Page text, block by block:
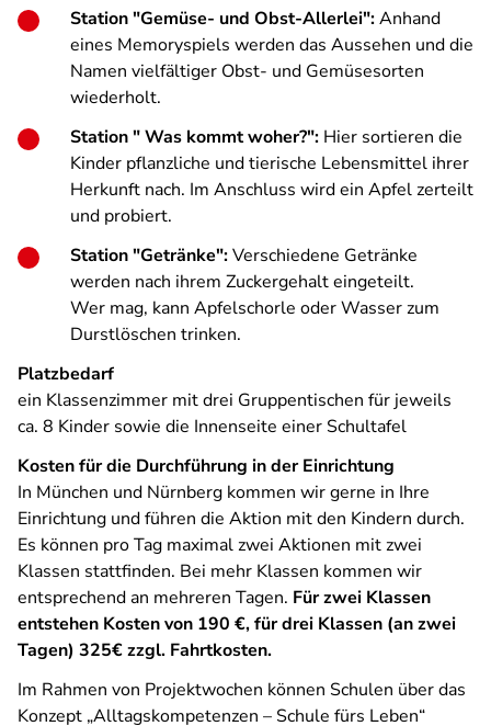
Station "Gemüse- und Obst-Allerlei":Anhand
eines Memoryspiels werden das Aussehen und die
Namen vielfältiger Obst- und Gemüsesorten
wiederholt.
Station " Was kommt woher?": Hier sortieren die
Kinder pflanzliche und tierische Lebensmittel ihrer
Herkunft nach. Im Anschluss wird ein Apfel zerteilt
und probiert.
Station "Getränke":Verschiedene Getränke
werden nach ihrem Zuckergehalt eingeteilt.
Wer mag, kann Apfelschorle oder Wasser zum
Durstlöschen trinken.
Platzbedarf
ein Klassenzimmer mit drei Gruppentischen für jeweils
ca. 8 Kinder sowie die Innenseite einer Schultafel
Kosten für die Durchführung in der Einrichtung
In München und Nürnberg kommen wir gerne in Ihre
Einrichtung und führen die Aktion mit den Kindern durch.
Es können pro Tag maximal zwei Aktionen mit zwei
Klassen stattfinden. Bei mehr Klassen kommen wir
entsprechend an mehreren Tagen. Für zwei Klassen
entstehen Kosten von 190 €, für drei Klassen (an zwei
Tagen) 325€ zzgl. Fahrtkosten.
Im Rahmen von Projektwochen können Schulen über das
Konzept „Alltagskompetenzen – Schule fürs Leben“